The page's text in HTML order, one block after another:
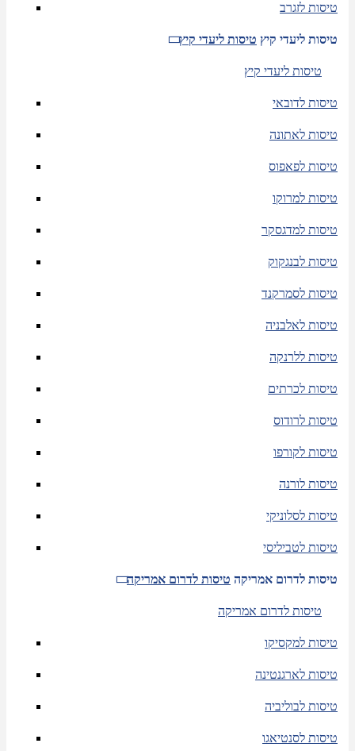
טיסות לזגרב
טיסות ליעדי קיץ טיסות ליעדי קיץ
טיסות ליעדי קיץ
טיסות לדובאי
טיסות לאתונה
טיסות לפאפוס
טיסות למרוקו
טיסות למדגסקר
טיסות לבנגקוק
טיסות לסמרקנד
טיסות לאלבניה
טיסות ללרנקה
טיסות לכרתים
טיסות לרודוס
טיסות לקורפו
טיסות לורנה
טיסות לסלוניקי
טיסות לטביליסי
טיסות לדרום אמריקה טיסות לדרום אמריקה
טיסות לדרום אמריקה
טיסות למקסיקו
טיסות לארגנטינה
טיסות לבוליביה
טיסות לסנטיאגו